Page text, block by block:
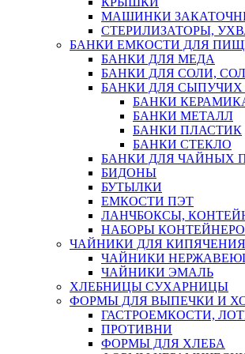
МАШИНКИ
СТЕРИЛИЗАТОРЫ,
БАНКИ ЕМКОСТИ ДЛЯ
БАНКИ ДЛЯ МЕДА
БАНКИ ДЛЯ СОЛИ,
БАНКИ ДЛЯ СЫПУЧИХ
БАНКИ
БАНКИ МЕТАЛЛ
БАНКИ ПЛАСТИК
БАНКИ СТЕКЛО
БАНКИ ДЛЯ ЧАЙНЫХ
БИДОНЫ
БУТЫЛКИ
ЕМКОСТИ ПЭТ
ЛАНЧБОКСЫ,
НАБОРЫ
ЧАЙНИКИ ДЛЯ КИПЯЧЕНИЯ
ЧАЙНИКИ
ЧАЙНИКИ ЭМАЛЬ
ХЛЕБНИЦЫ СУХАРНИЦЫ
ФОРМЫ ДЛЯ ВЫПЕЧКИ И
ГАСТРОЕМКОСТИ,
ПРОТИВНИ
ФОРМЫ ДЛЯ ХЛЕБА